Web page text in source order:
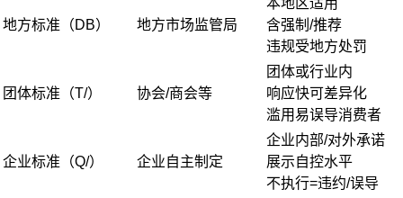
地方标准（DB） 地方市场监管局
本地区适用
含强制/推荐
违规受地方处罚
团体标准（T/） 协会/商会等
团体或行业内
响应快可差异化
滥用易误导消费者
企业标准（Q/） 企业自主制定
企业内部/对外承诺
展示自控水平
不执行=违约/误导